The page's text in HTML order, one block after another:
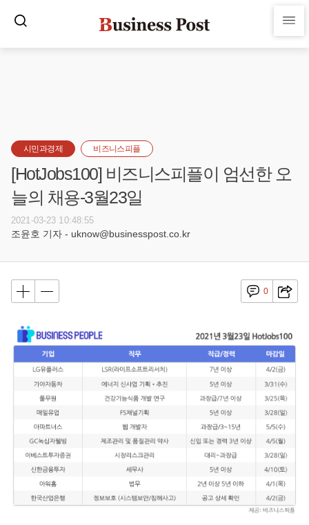
시민과경제 비즈니스피플
[HotJobs100] 비즈니스피플이 엄선한 오
늘의 채용-3월23일
2021-03-23 10:48:55
조윤호 기자 - uknow@businesspost.co.kr
0